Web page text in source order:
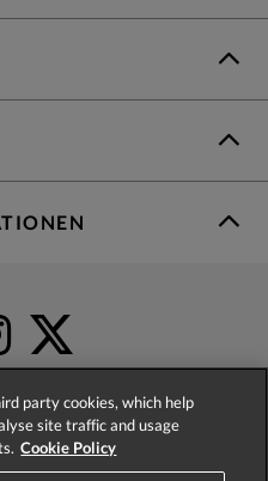
4.2based on
party cookies, which help
site traffic and usage
Cookie Policy